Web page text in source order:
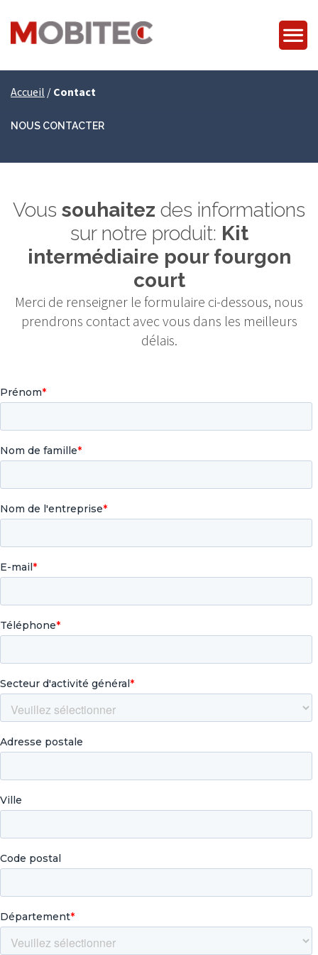
Accueil / Contact
NOUS CONTACTER
Vous souhaitez des informations
sur notre produit: Kit
intermédiaire pour fourgon
court
Merci de renseigner le formulaire ci-dessous, nous
prendrons contact avec vous dans les meilleurs
délais.